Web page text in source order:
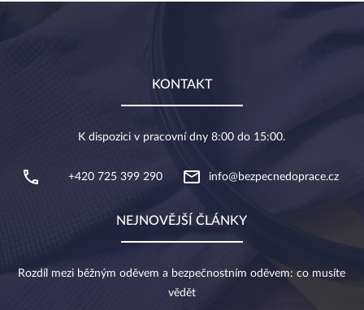
KONTAKT
K dispozici v pracovní dny 8:00 do 15:00.
+420 725 399 290 info@bezpecnedoprace.cz
NEJNOVĚJŠÍ ČLÁNKY
Rozdíl mezi běžným oděvem a bezpečnostním oděvem: co musíte
vědět